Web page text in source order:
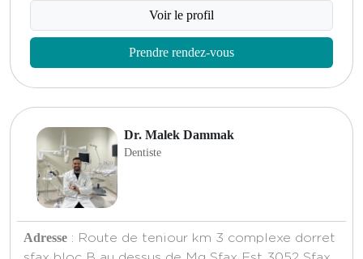
Voir le profil
Prendre rendez-vous
Dr. Malek Dammak
Dentiste
Adresse : Route de teniour km 3 complexe dorret